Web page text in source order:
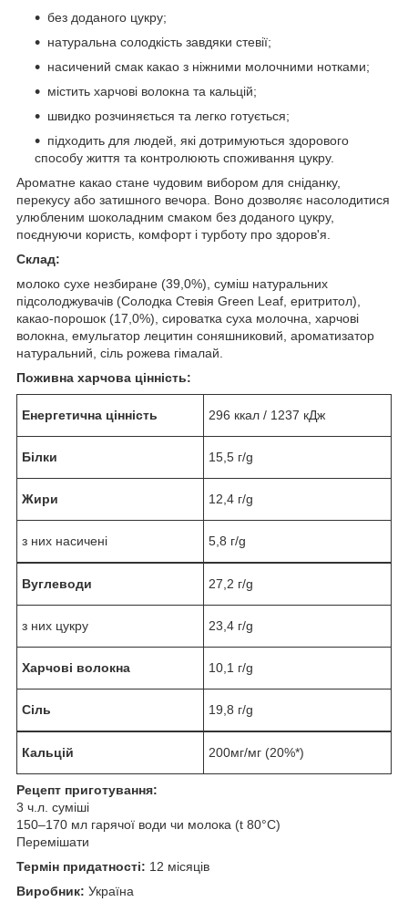
без доданого цукру;
натуральна солодкість завдяки стевії;
насичений смак какао з ніжними молочними нотками;
містить харчові волокна та кальцій;
швидко розчиняється та легко готується;
підходить для людей, які дотримуються здорового
способу життя та контролюють споживання цукру.
Ароматне какао стане чудовим вибором для сніданку,
перекусу або затишного вечора. Воно дозволяє насолодитися
улюбленим шоколадним смаком без доданого цукру,
поєднуючи користь, комфорт і турботу про здоров'я.
Склад:
молоко сухе незбиране (39,0%), суміш натуральних
підсолоджувачів (Солодка Стевія Green Leaf, еритритол),
какао-порошок (17,0%), сироватка суха молочна, харчові
волокна, емульгатор лецитин соняшниковий, ароматизатор
натуральний, сіль рожева гімалай.
Поживна харчова цінність:
Енергетична цінність 296 ккал / 1237 кДж
Білки 15,5 г/g
Жири 12,4 г/g
з них насичені 5,8 г/g
Вуглеводи 27,2 г/g
з них цукру 23,4 г/g
Харчові волокна 10,1 г/g
Сіль 19,8 г/g
Кальцій 200мг/мг (20%*)
Рецепт приготування:
3 ч.л. суміші
150–170 мл гарячої води чи молока (t 80°C)
Перемішати
Термін придатності: 12 місяців
Виробник: Україна